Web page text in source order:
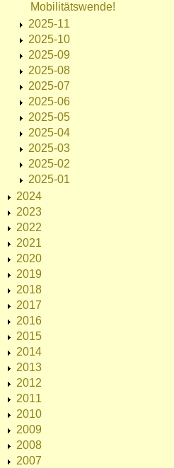
Mobilitätswende!
2025-11
2025-10
2025-09
2025-08
2025-07
2025-06
2025-05
2025-04
2025-03
2025-02
2025-01
2024
2023
2022
2021
2020
2019
2018
2017
2016
2015
2014
2013
2012
2011
2010
2009
2008
2007